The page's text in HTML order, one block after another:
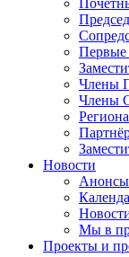
Первые
Члены
Члены
Новости
Анонсы
Мы в
Проекты и